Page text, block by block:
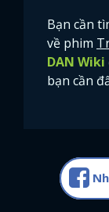
Bạn cần
về phim
DAN Wiki
bạn cần